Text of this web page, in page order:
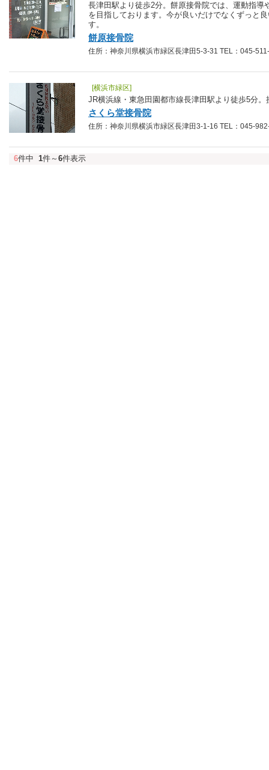
長津田駅より徒歩2分。餅原接骨院では、運動指導
を目指しております。今が良いだけでなくずっと
す。
餅原接骨院
住所：神奈川県横浜市緑区長津田5-3-31 TEL：045-
[横浜市緑区]
JR横浜線・東急田園都市線長津田駅より徒歩5分。
さくら堂接骨院
住所：神奈川県横浜市緑区長津田3-1-16 TEL：045-
6件中 1件～ 6件表示